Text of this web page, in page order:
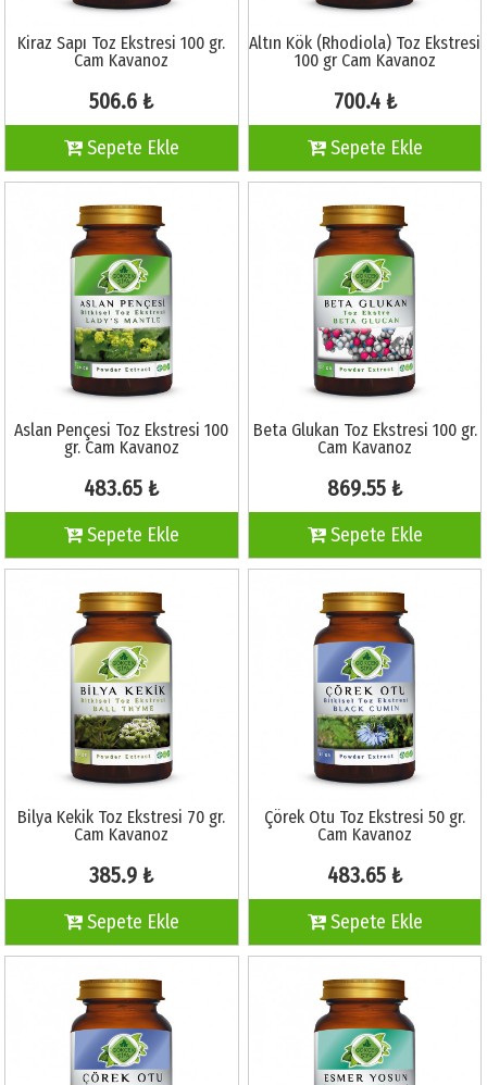
Kiraz Sapı Toz Ekstresi 100 gr.
Cam Kavanoz
506.6 ₺
Sepete Ekle
Altın Kök (Rhodiola) Toz Ekstresi
100 gr Cam Kavanoz
700.4 ₺
Sepete Ekle
Aslan Pençesi Toz Ekstresi 100
gr. Cam Kavanoz
483.65 ₺
Sepete Ekle
Beta Glukan Toz Ekstresi 100 gr.
Cam Kavanoz
869.55 ₺
Sepete Ekle
Bilya Kekik Toz Ekstresi 70 gr.
Cam Kavanoz
385.9 ₺
Sepete Ekle
Çörek Otu Toz Ekstresi 50 gr.
Cam Kavanoz
483.65 ₺
Sepete Ekle